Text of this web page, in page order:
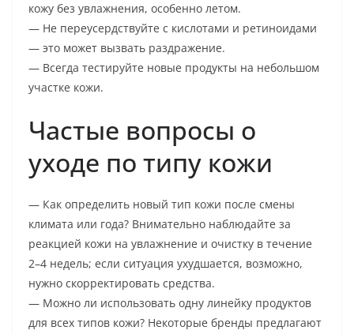
кожу без увлажнения, особенно летом.
— Не переусердствуйте с кислотами и ретиноидами
— это может вызвать раздражение.
— Всегда тестируйте новые продукты на небольшом
участке кожи.
Частые вопросы о
уходе по типу кожи
— Как определить новый тип кожи после смены
климата или года? Внимательно наблюдайте за
реакцией кожи на увлажнение и очистку в течение
2–4 недель; если ситуация ухудшается, возможно,
нужно скорректировать средства.
— Можно ли использовать одну линейку продуктов
для всех типов кожи? Некоторые бренды предлагают